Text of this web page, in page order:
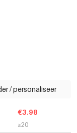
/ personaliseer
€3.98
≥20